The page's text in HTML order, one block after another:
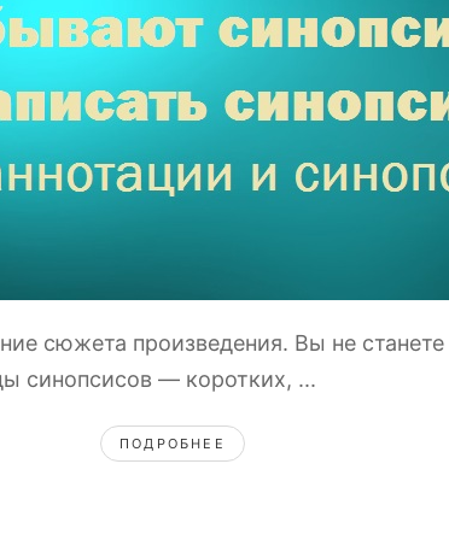
сюжета произведения. Вы не станете
синопсисов — коротких, ...
ПОДРОБНЕЕ